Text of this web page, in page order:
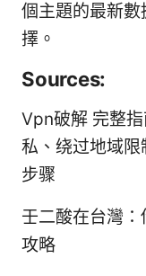
個主題的最新
擇。
Sources:
Vpn破解 完整
私、绕过地域
步骤
壬二酸在台灣
攻略